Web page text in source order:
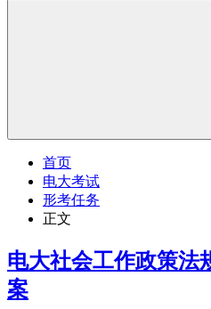
首页
电大考试
形考任务
正文
电大社会工作政策法
案